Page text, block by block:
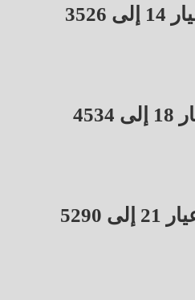
ارتفع سعر الذهب عيار 14 إلى 3526
وزاد سعر الذهب عيار 18 إلى 4534
وصعد سعر الذهب عيار 21 إلى 5290